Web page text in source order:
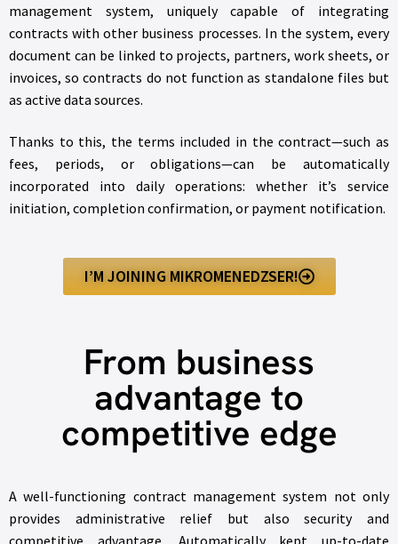
management system, uniquely capable of integrating
contracts with other business processes. In the system, every
document can be linked to projects, partners, work sheets, or
invoices, so contracts do not function as standalone files but
as active data sources.
Thanks to this, the terms included in the contract—such as
fees, periods, or obligations—can be automatically
incorporated into daily operations: whether it’s service
initiation, completion confirmation, or payment notification.
I’M JOINING MIKROMENEDZSER!
From business
advantage to
competitive edge
A well-functioning contract management system not only
provides administrative relief but also security and